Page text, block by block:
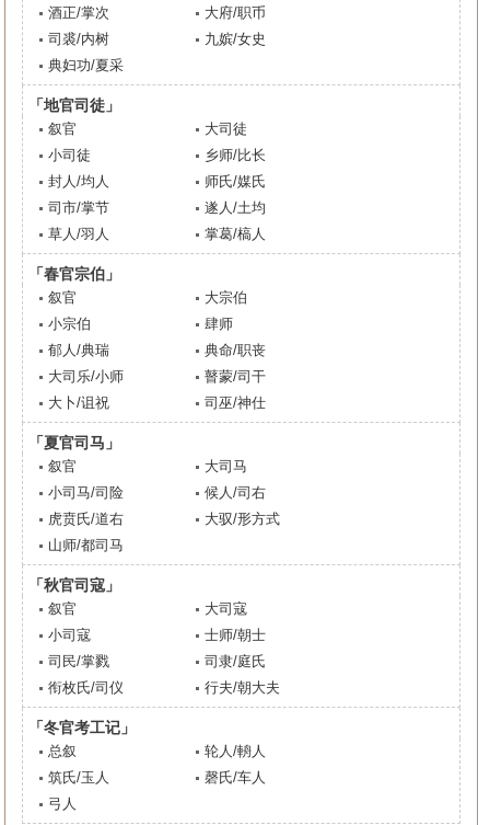
酒正/掌次
大府/职币
司裘/内树
九嫔/女史
典妇功/夏采
「地官司徒」
叙官
大司徒
小司徒
乡师/比长
封人/均人
师氏/媒氏
司市/掌节
遂人/土均
草人/羽人
掌葛/槁人
「春官宗伯」
叙官
大宗伯
小宗伯
肆师
郁人/典瑞
典命/职丧
大司乐/小师
瞽蒙/司干
大卜/诅祝
司巫/神仕
「夏官司马」
叙官
大司马
小司马/司险
候人/司右
虎贲氏/道右
大驭/形方式
山师/都司马
「秋官司寇」
叙官
大司寇
小司寇
士师/朝士
司民/掌戮
司隶/庭氏
衔枚氏/司仪
行夫/朝大夫
「冬官考工记」
总叙
轮人/輈人
筑氏/玉人
磬氏/车人
弓人